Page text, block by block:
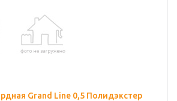
Grand Line 0,5 Полидэкстер